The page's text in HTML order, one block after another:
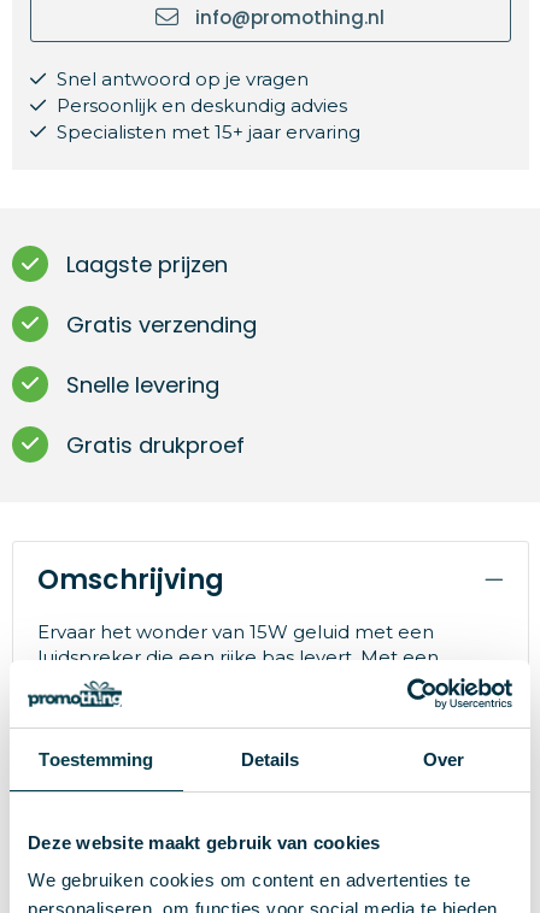
Toestemming Details Over
Deze website maakt gebruik van cookies
We gebruiken cookies om content en advertenties te
personaliseren, om functies voor social media te bieden
info@promothing.nl
Snel antwoord op je vragen
Persoonlijk en deskundig advies
Specialisten met 15+ jaar ervaring
Laagste prijzen
Gratis verzending
Snelle levering
Gratis drukproef
Omschrijving
Ervaar het wonder van 15W geluid met een
luidspreker die een rijke bas levert. Met een
ingebouwd LCD-scherm om nummergegevens
weer te geven en dubbele EQ-modi om aan je
geluidsvoorkeuren te voldoen. Geniet van tot wel
10 uur speeltijd dankzij de 3600mAh batterij.
hem op met de handige USB-C kabel in slechts 2